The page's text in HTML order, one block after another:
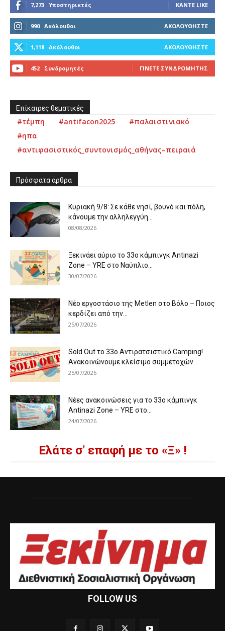
7,273 Υποστηρικτές ΚΆΝΤΕ LIKE
990 Ακόλουθοι ΑΚΟΛΟΥΘΉΣΤΕ
1,118 Ακόλουθοι ΑΚΟΛΟΥΘΉΣΤΕ
452 Συνδρομητές ΓΊΝΕΤΕ ΣΥΝΔΡΟΜΗΤΉΣ
Επίκαιρες θεματικές
#τέμπη #antifacon2025
#παλαιστινιακό
#ηπα
#αντιφασιστικός_συντονισμός_αθήνας–πειραιά
Πρόσφατα άρθρα
Κυριακή 9/8: Σε κάθε νησί, βουνό και πόλη,
κάνουμε την αλληλεγγύη...
08/08/2026
Ξεκινάει αύριο το 33ο κάμπινγκ Antinazi
Zone – YRE στο Ναύπλιο...
30/07/2026
Νέο εργοστάσιο της Metlen στο Βόλο – Ποιος
κερδίζει από την...
25/07/2026
Sold Out το 33ο Αντιρατσιστικό Camping!
Ανακοινώνουμε κλείσιμο συμμετοχών
25/07/2026
Νέες ανακοινώσεις για το 33ο κάμπινγκ
Antinazi Zone – YRE στο...
24/07/2026
Ελάτε σ' επαφή με το «Ξ» !
FOLLOW US